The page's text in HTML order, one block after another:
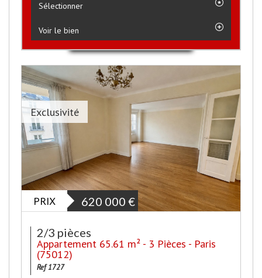
Sélectionner
Voir le bien
Exclusivité
PRIX 620 000 €
2/3 pièces
Appartement 65.61 m² - 3 Pièces - Paris
(75012)
Ref 1727